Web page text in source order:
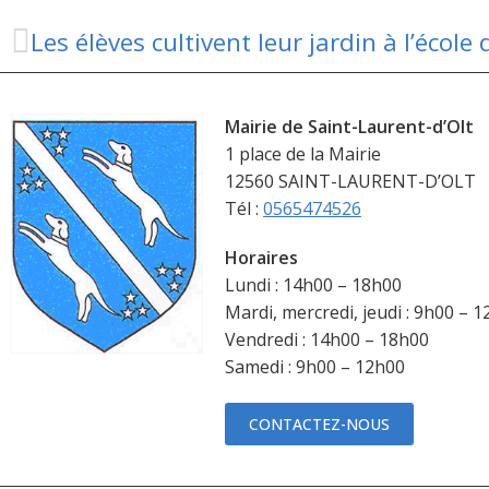
Mairie de Saint-Laurent-d’Olt
1 place de la Mairie
12560 SAINT-LAURENT-D’OLT
Tél : 0565474526
Horaires
Lundi : 14h00 – 18h00
Mardi, mercredi, jeudi : 9h00 –
Vendredi : 14h00 – 18h00
Samedi : 9h00 – 12h00
CONTACTEZ-NOUS